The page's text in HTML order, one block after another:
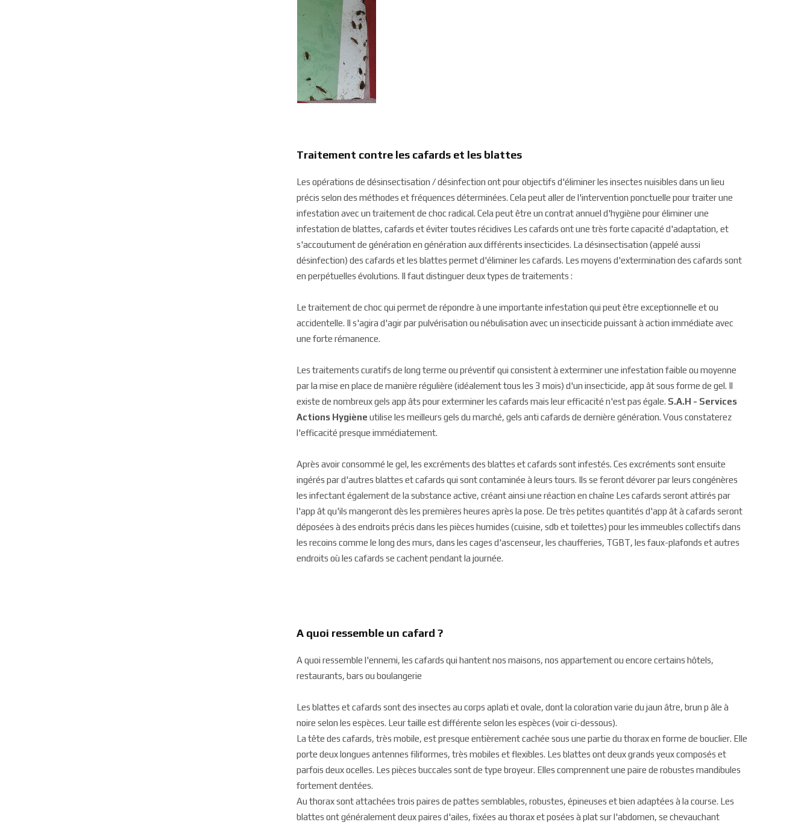
Traitement contre les cafards et les blattes
Les opérations de désinsectisation / désinfection ont pour objectifs d'éliminer les insectes nuisibles dans un lieu
précis selon des méthodes et fréquences déterminées. Cela peut aller de l'intervention ponctuelle pour traiter une
infestation avec un traitement de choc radical. Cela peut être un contrat annuel d'hygiène pour éliminer une
infestation de blattes, cafards et éviter toutes récidives Les cafards ont une très forte capacité d'adaptation, et
s'accoutument de génération en génération aux différents insecticides. La désinsectisation (appelé aussi
désinfection) des cafards et les blattes permet d'éliminer les cafards. Les moyens d'extermination des cafards sont
en perpétuelles évolutions. Il faut distinguer deux types de traitements :
Le traitement de choc qui permet de répondre à une importante infestation qui peut être exceptionnelle et ou
accidentelle. Il s'agira d'agir par pulvérisation ou nébulisation avec un insecticide puissant à action immédiate avec
une forte rémanence.
Les traitements curatifs de long terme ou préventif qui consistent à exterminer une infestation faible ou moyenne
par la mise en place de manière régulière (idéalement tous les 3 mois) d'un insecticide, app ât sous forme de gel. Il
existe de nombreux gels app âts pour exterminer les cafards mais leur efficacité n'est pas égale. S.A.H - Services
Actions Hygiène utilise les meilleurs gels du marché, gels anti cafards de dernière génération. Vous constaterez
l'efficacité presque immédiatement.
Après avoir consommé le gel, les excréments des blattes et cafards sont infestés. Ces excréments sont ensuite
ingérés par d'autres blattes et cafards qui sont contaminée à leurs tours. Ils se feront dévorer par leurs congénères
les infectant également de la substance active, créant ainsi une réaction en chaîne Les cafards seront attirés par
l'app ât qu'ils mangeront dès les premières heures après la pose. De très petites quantités d'app ât à cafards seront
déposées à des endroits précis dans les pièces humides (cuisine, sdb et toilettes) pour les immeubles collectifs dans
les recoins comme le long des murs, dans les cages d'ascenseur, les chaufferies, TGBT, les faux-plafonds et autres
endroits où les cafards se cachent pendant la journée.
A quoi ressemble un cafard ?
A quoi ressemble l'ennemi, les cafards qui hantent nos maisons, nos appartement ou encore certains hôtels,
restaurants, bars ou boulangerie
Les blattes et cafards sont des insectes au corps aplati et ovale, dont la coloration varie du jaun âtre, brun p âle à
noire selon les espèces. Leur taille est différente selon les espèces (voir ci-dessous).
La tête des cafards, très mobile, est presque entièrement cachée sous une partie du thorax en forme de bouclier. Elle
porte deux longues antennes filiformes, très mobiles et flexibles. Les blattes ont deux grands yeux composés et
parfois deux ocelles. Les pièces buccales sont de type broyeur. Elles comprennent une paire de robustes mandibules
fortement dentées.
Au thorax sont attachées trois paires de pattes semblables, robustes, épineuses et bien adaptées à la course. Les
blattes ont généralement deux paires d'ailes, fixées au thorax et posées à plat sur l'abdomen, se chevauchant